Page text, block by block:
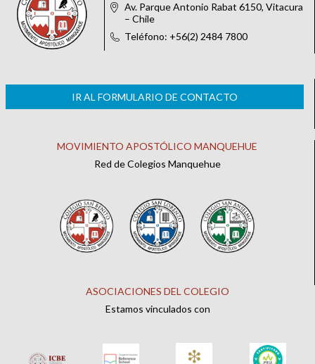
Av. Parque Antonio Rabat 6150, Vitacura
– Chile
Teléfono: +56(2) 2484 7800
IR AL FORMULARIO DE CONTACTO
MOVIMIENTO APOSTÓLICO MANQUEHUE
Red de Colegios Manquehue
ASOCIACIONES DEL COLEGIO
Estamos vinculados con